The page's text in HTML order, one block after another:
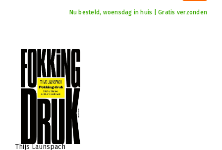
Nu besteld, woensdag in huis | Gratis verzonden
Thijs Launspach